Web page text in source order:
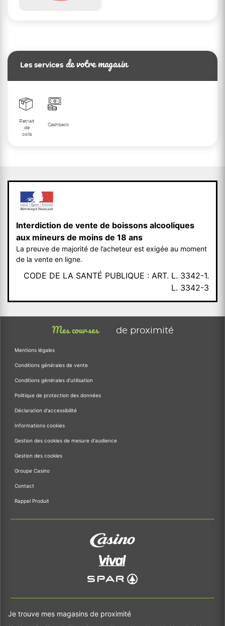
Les services de votre magasin
Retrait
de
colis
Cashback
Interdiction de vente de boissons alcooliques
aux mineurs de moins de 18 ans
La preuve de majorité de l’acheteur est exigée au moment
de la vente en ligne.
CODE DE LA SANTÉ PUBLIQUE : ART. L. 3342-1.
L. 3342-3
Mes courses de proximité
Mentions légales
Conditions générales de vente
Conditions générales d'utilisation
Politique de protection des données
Déclaration d'accessibilité
Informations cookies
Gestion des cookies de mesure d'audience
Gestion des cookies
Groupe Casino
Contact
Rappel Produit
Je trouve mes magasins de proximité